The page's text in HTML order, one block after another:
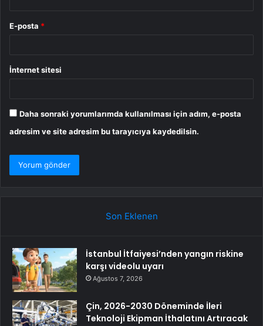
E-posta *
İnternet sitesi
Daha sonraki yorumlarımda kullanılması için adım, e-posta
adresim ve site adresim bu tarayıcıya kaydedilsin.
Son Eklenen
İstanbul İtfaiyesi’nden yangın riskine
karşı videolu uyarı
Ağustos 7, 2026
Çin, 2026-2030 Döneminde İleri
Teknoloji Ekipman İthalatını Artıracak